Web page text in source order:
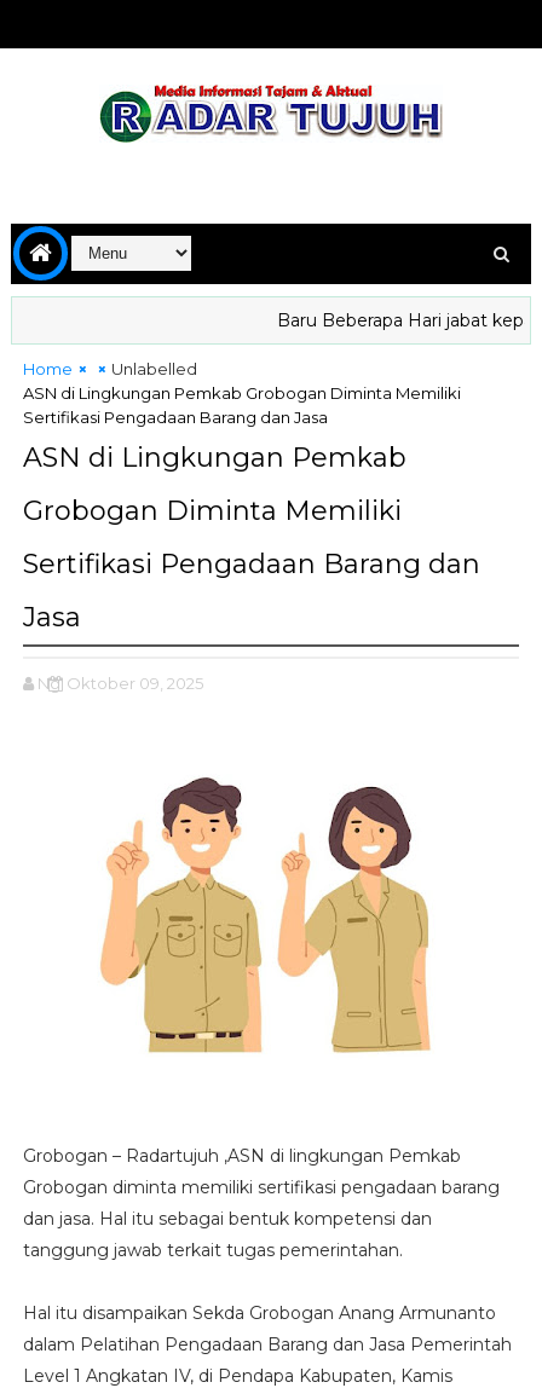
Baru Beberapa Hari jabat kepala
Home
Unlabelled
ASN di Lingkungan Pemkab Grobogan Diminta Memiliki
Sertifikasi Pengadaan Barang dan Jasa
ASN di Lingkungan Pemkab
Grobogan Diminta Memiliki
Sertifikasi Pengadaan Barang dan
Jasa
Ng Oktober 09, 2025
Grobogan – Radartujuh ,ASN di lingkungan Pemkab
Grobogan diminta memiliki sertifikasi pengadaan barang
dan jasa. Hal itu sebagai bentuk kompetensi dan
tanggung jawab terkait tugas pemerintahan.
Hal itu disampaikan Sekda Grobogan Anang Armunanto
dalam Pelatihan Pengadaan Barang dan Jasa Pemerintah
Level 1 Angkatan IV, di Pendapa Kabupaten, Kamis